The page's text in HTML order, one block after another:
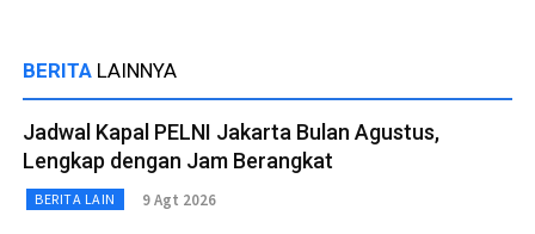
BERITA LAINNYA
Jadwal Kapal PELNI Jakarta Bulan Agustus,
Lengkap dengan Jam Berangkat
BERITA LAIN 9 Agt 2026